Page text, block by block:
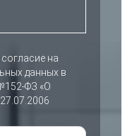
на
данных в
ФЗ «О